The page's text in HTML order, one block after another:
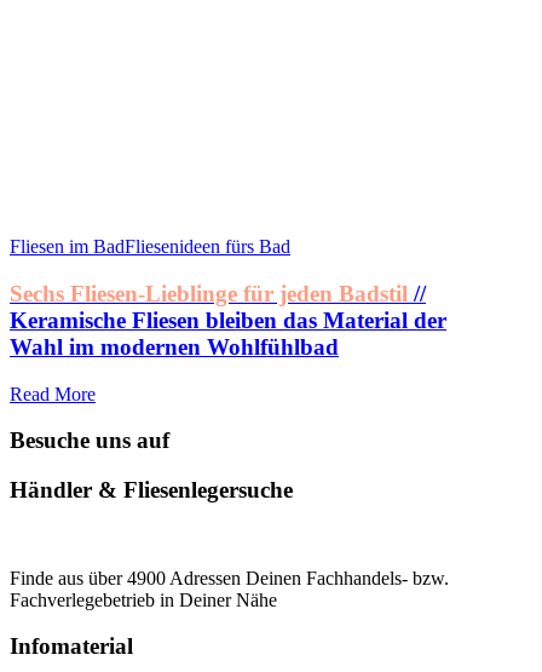
Fliesen im BadFliesenideen fürs Bad
Sechs Fliesen-Lieblinge für jeden Badstil //
Keramische Fliesen bleiben das Material der
Wahl im modernen Wohlfühlbad
Read More
Besuche uns auf
Händler & Fliesenlegersuche
Finde aus über 4900 Adressen Deinen Fachhandels- bzw.
Fachverlegebetrieb in Deiner Nähe
Infomaterial